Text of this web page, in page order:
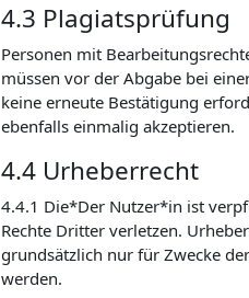
4.3 Plagiatsprüfung
Personen mit
müssen vor der Abgabe bei
keine erneute Bestätigung
ebenfalls einmalig akzeptieren.
4.4 Urheberrecht
4.4.1 Die*Der Nutzer*in ist
Rechte Dritter verletzen.
grundsätzlich nur für Zwecke
werden.